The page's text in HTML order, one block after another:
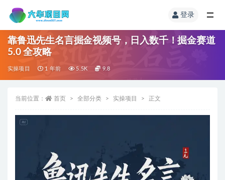
登录
靠鲁迅先生名言掘金视频号，日入数千！掘金赛道
5.0 全攻略
实操项目 1 年前 5.5K 9.8
当前位置： 首页 全部分类 实操项目 正文